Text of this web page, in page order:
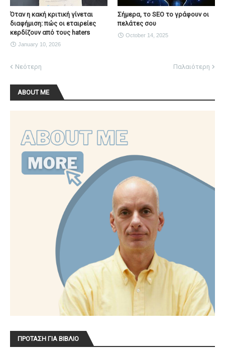
Όταν η κακή κριτική γίνεται
διαφήμιση: πώς οι εταιρείες
κερδίζουν από τους haters
January 10, 2026
Σήμερα, το SEO το γράφουν οι
πελάτες σου
October 14, 2025
Νεότερη Παλαιότερη
ABOUT ME
ΠΡΟΤΑΣΗ ΓΙΑ ΒΙΒΛΙΟ